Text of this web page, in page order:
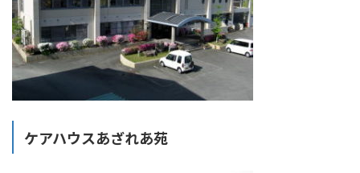
ケアハウスあざれあ苑